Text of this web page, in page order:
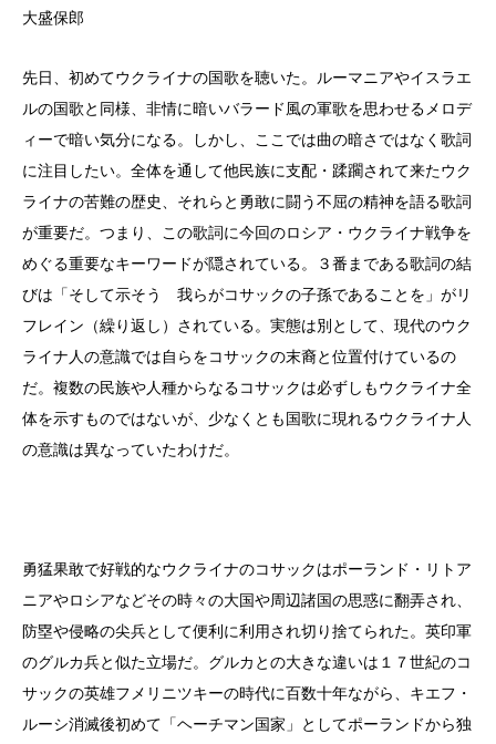
大盛保郎
先日、初めてウクライナの国歌を聴いた。ルーマニアやイスラエ
ルの国歌と同様、非情に暗いバラード風の軍歌を思わせるメロデ
ィーで暗い気分になる。しかし、ここでは曲の暗さではなく歌詞
に注目したい。全体を通して他民族に支配・蹂躙されて来たウク
ライナの苦難の歴史、それらと勇敢に闘う不屈の精神を語る歌詞
が重要だ。つまり、この歌詞に今回のロシア・ウクライナ戦争を
めぐる重要なキーワードが隠されている。３番まである歌詞の結
びは「そして示そう 我らがコサックの子孫であることを」がリ
フレイン（繰り返し）されている。実態は別として、現代のウク
ライナ人の意識では自らをコサックの末裔と位置付けているの
だ。複数の民族や人種からなるコサックは必ずしもウクライナ全
体を示すものではないが、少なくとも国歌に現れるウクライナ人
の意識は異なっていたわけだ。
勇猛果敢で好戦的なウクライナのコサックはポーランド・リトア
ニアやロシアなどその時々の大国や周辺諸国の思惑に翻弄され、
防塁や侵略の尖兵として便利に利用され切り捨てられた。英印軍
のグルカ兵と似た立場だ。グルカとの大きな違いは１７世紀のコ
サックの英雄フメリニツキーの時代に百数十年ながら、キエフ・
ルーシ消滅後初めて「ヘーチマン国家」としてポーランドから独